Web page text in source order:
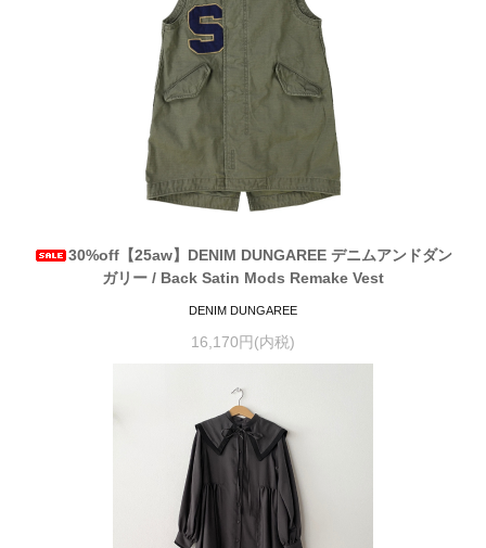
30%off【25aw】DENIM DUNGAREE デニムアンドダン
ガリー / Back Satin Mods Remake Vest
DENIM DUNGAREE
16,170円(内税)